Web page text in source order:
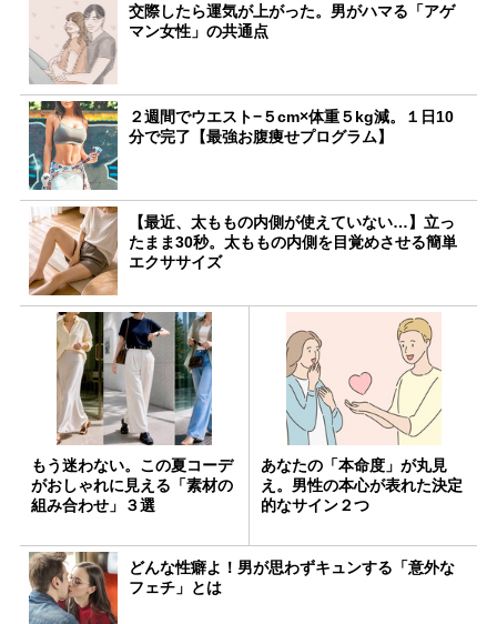
交際したら運気が上がった。男がハマる「アゲ
マン女性」の共通点
２週間でウエスト−５cm×体重５kg減。１日10
分で完了【最強お腹痩せプログラム】
【最近、太ももの内側が使えていない…】立っ
たまま30秒。太ももの内側を目覚めさせる簡単
エクササイズ
もう迷わない。この夏コーデ
がおしゃれに見える「素材の
組み合わせ」３選
あなたの「本命度」が丸見
え。男性の本心が表れた決定
的なサイン２つ
どんな性癖よ！男が思わずキュンする「意外な
フェチ」とは